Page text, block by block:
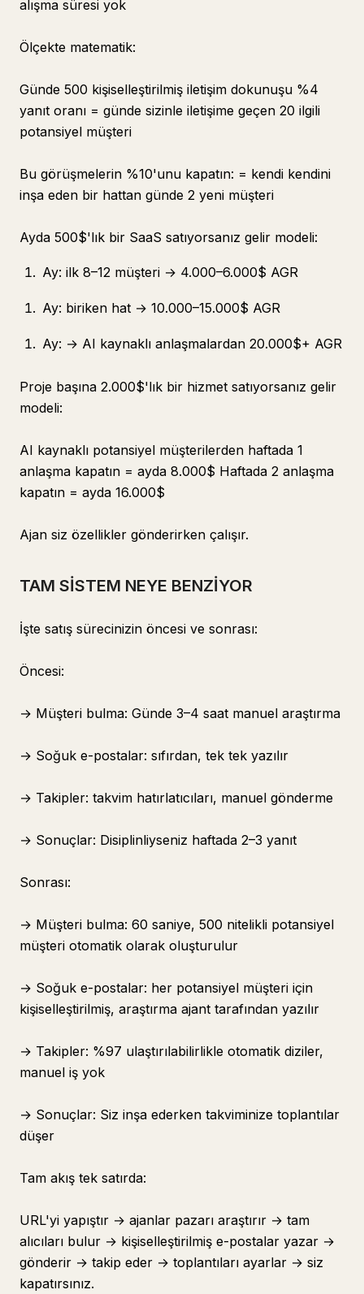
alışma süresi yok
Ölçekte matematik:
Günde 500 kişiselleştirilmiş iletişim dokunuşu %4
yanıt oranı = günde sizinle iletişime geçen 20 ilgili
potansiyel müşteri
Bu görüşmelerin %10'unu kapatın: = kendi kendini
inşa eden bir hattan günde 2 yeni müşteri
Ayda 500$'lık bir SaaS satıyorsanız gelir modeli:
Ay: ilk 8–12 müşteri → 4.000–6.000$ AGR
Ay: biriken hat → 10.000–15.000$ AGR
Ay: → AI kaynaklı anlaşmalardan 20.000$+ AGR
Proje başına 2.000$'lık bir hizmet satıyorsanız gelir
modeli:
AI kaynaklı potansiyel müşterilerden haftada 1
anlaşma kapatın = ayda 8.000$ Haftada 2 anlaşma
kapatın = ayda 16.000$
Ajan siz özellikler gönderirken çalışır.
TAM SİSTEM NEYE BENZİYOR
İşte satış sürecinizin öncesi ve sonrası:
Öncesi:
→ Müşteri bulma: Günde 3–4 saat manuel araştırma
→ Soğuk e-postalar: sıfırdan, tek tek yazılır
→ Takipler: takvim hatırlatıcıları, manuel gönderme
→ Sonuçlar: Disiplinliyseniz haftada 2–3 yanıt
Sonrası:
→ Müşteri bulma: 60 saniye, 500 nitelikli potansiyel
müşteri otomatik olarak oluşturulur
→ Soğuk e-postalar: her potansiyel müşteri için
kişiselleştirilmiş, araştırma ajant tarafından yazılır
→ Takipler: %97 ulaştırılabilirlikle otomatik diziler,
manuel iş yok
→ Sonuçlar: Siz inşa ederken takviminize toplantılar
düşer
Tam akış tek satırda:
URL'yi yapıştır → ajanlar pazarı araştırır → tam
alıcıları bulur → kişiselleştirilmiş e-postalar yazar →
gönderir → takip eder → toplantıları ayarlar → siz
kapatırsınız.